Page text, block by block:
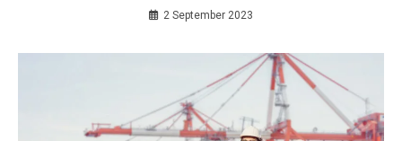
2 September 2023